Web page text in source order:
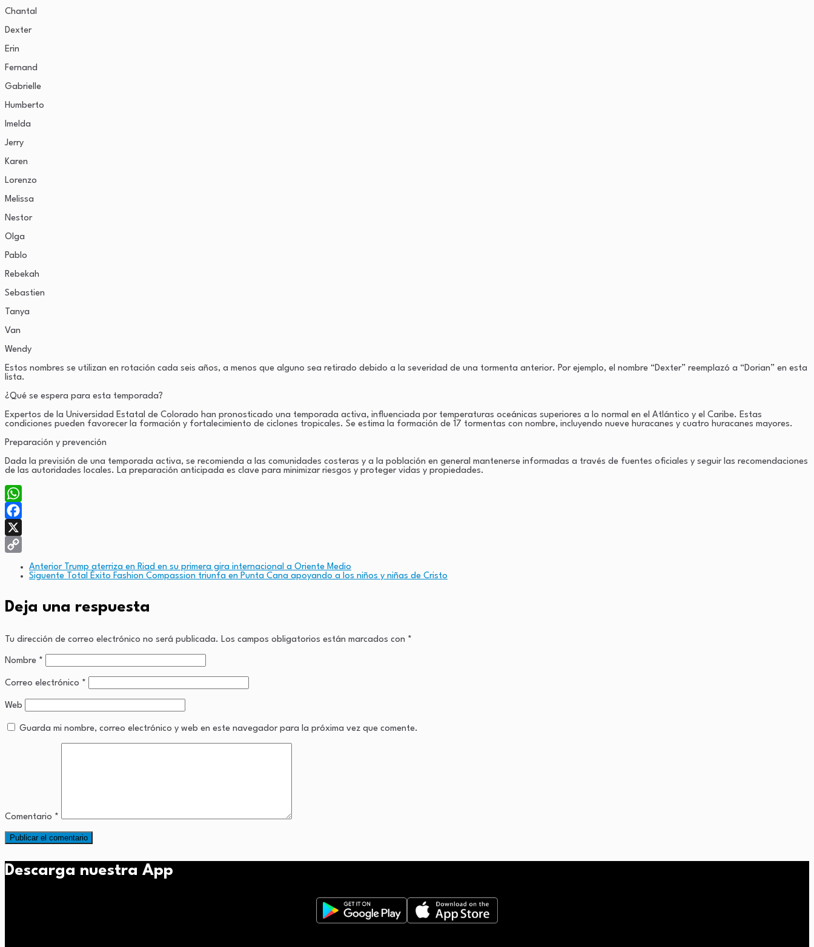
Chantal
Dexter
Erin
Fernand
Gabrielle
Humberto
Imelda
Jerry
Karen
Lorenzo
Melissa
Nestor
Olga
Pablo
Rebekah
Sebastien
Tanya
Van
Wendy
Estos nombres se utilizan en rotación cada seis años, a menos que alguno sea retirado debido a la severidad de una tormenta anterior. Por ejemplo, el nombre “Dexter” reemplazó a “Dorian” en esta
lista.
¿Qué se espera para esta temporada?
Expertos de la Universidad Estatal de Colorado han pronosticado una temporada activa, influenciada por temperaturas oceánicas superiores a lo normal en el Atlántico y el Caribe. Estas
condiciones pueden favorecer la formación y fortalecimiento de ciclones tropicales. Se estima la formación de 17 tormentas con nombre, incluyendo nueve huracanes y cuatro huracanes mayores.
Preparación y prevención
Dada la previsión de una temporada activa, se recomienda a las comunidades costeras y a la población en general mantenerse informadas a través de fuentes oficiales y seguir las recomendaciones
de las autoridades locales. La preparación anticipada es clave para minimizar riesgos y proteger vidas y propiedades.
WhatsApp
Facebook
X
Anterior Trump aterriza en Riad en su primera gira internacional a Oriente Medio
Siguente Total Éxito Fashion Compassion triunfa en Punta Cana apoyando a los niños y niñas de Cristo
Deja una respuesta
Tu dirección de correo electrónico no será publicada. Los campos obligatorios están marcados con *
Nombre *
Correo electrónico *
Web
Guarda mi nombre, correo electrónico y web en este navegador para la próxima vez que comente.
Comentario *
Descarga nuestra App